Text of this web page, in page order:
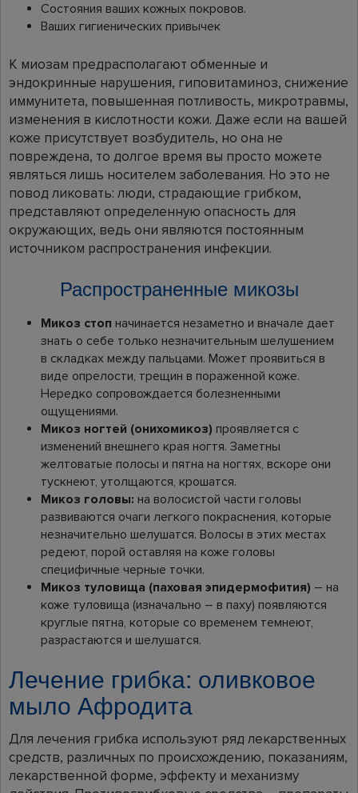
Состояния ваших кожных покровов.
Ваших гигиенических привычек
К миозам предрасполагают обменные и
эндокринные нарушения, гиповитаминоз, снижение
иммунитета, повышенная потливость, микротравмы,
изменения в кислотности кожи. Даже если на вашей
коже присутствует возбудитель, но она не
повреждена, то долгое время вы просто можете
являться лишь носителем заболевания. Но это не
повод ликовать: люди, страдающие грибком,
представляют определенную опасность для
окружающих, ведь они являются постоянным
источником распространения инфекции.
Распространенные микозы
Микоз стоп начинается незаметно и вначале дает
знать о себе только незначительным шелушением
в складках между пальцами. Может проявиться в
виде опрелости, трещин в пораженной коже.
Нередко сопровождается болезненными
ощущениями.
Микоз ногтей (онихомикоз) проявляется с
изменений внешнего края ногтя. Заметны
желтоватые полосы и пятна на ногтях, вскоре они
тускнеют, утолщаются, крошатся.
Микоз головы: на волосистой части головы
развиваются очаги легкого покраснения, которые
незначительно шелушатся. Волосы в этих местах
редеют, порой оставляя на коже головы
специфичные черные точки.
Микоз туловища (паховая эпидермофития) – на
коже туловища (изначально – в паху) появляются
круглые пятна, которые со временем темнеют,
разрастаются и шелушатся.
Лечение грибка: оливковое
мыло Афродита
Для лечения грибка используют ряд лекарственных
средств, различных по происхождению, показаниям,
лекарственной форме, эффекту и механизму